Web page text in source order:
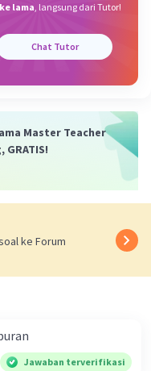
lama, langsung dari Tutor!
Chat Tutor
Master Teacher
GRATIS!
ke Forum
Jawaban terverifikasi